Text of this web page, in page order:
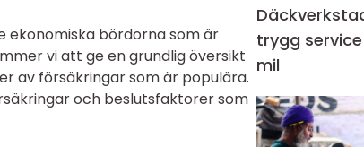
ekonomiska bördorna som är
vi att ge en grundlig översikt
av försäkringar som är populära.
och beslutsfaktorer som
trygg
mil